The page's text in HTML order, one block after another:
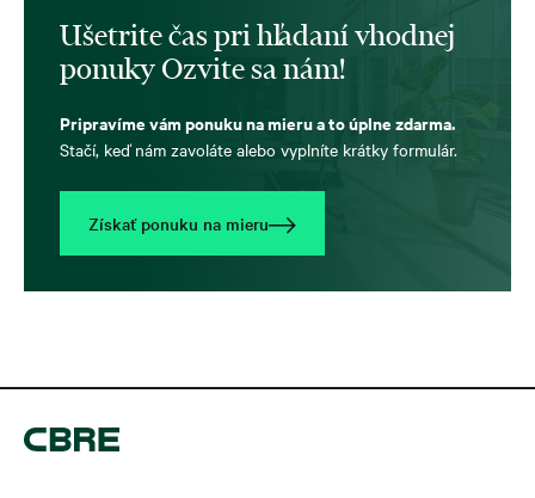
Ušetrite čas pri hľadaní vhodnej
ponuky Ozvite sa nám!
Pripravíme vám ponuku na mieru a to úplne zdarma.
Stačí, keď nám zavoláte alebo vyplníte krátky formulár.
Získať ponuku na mieru